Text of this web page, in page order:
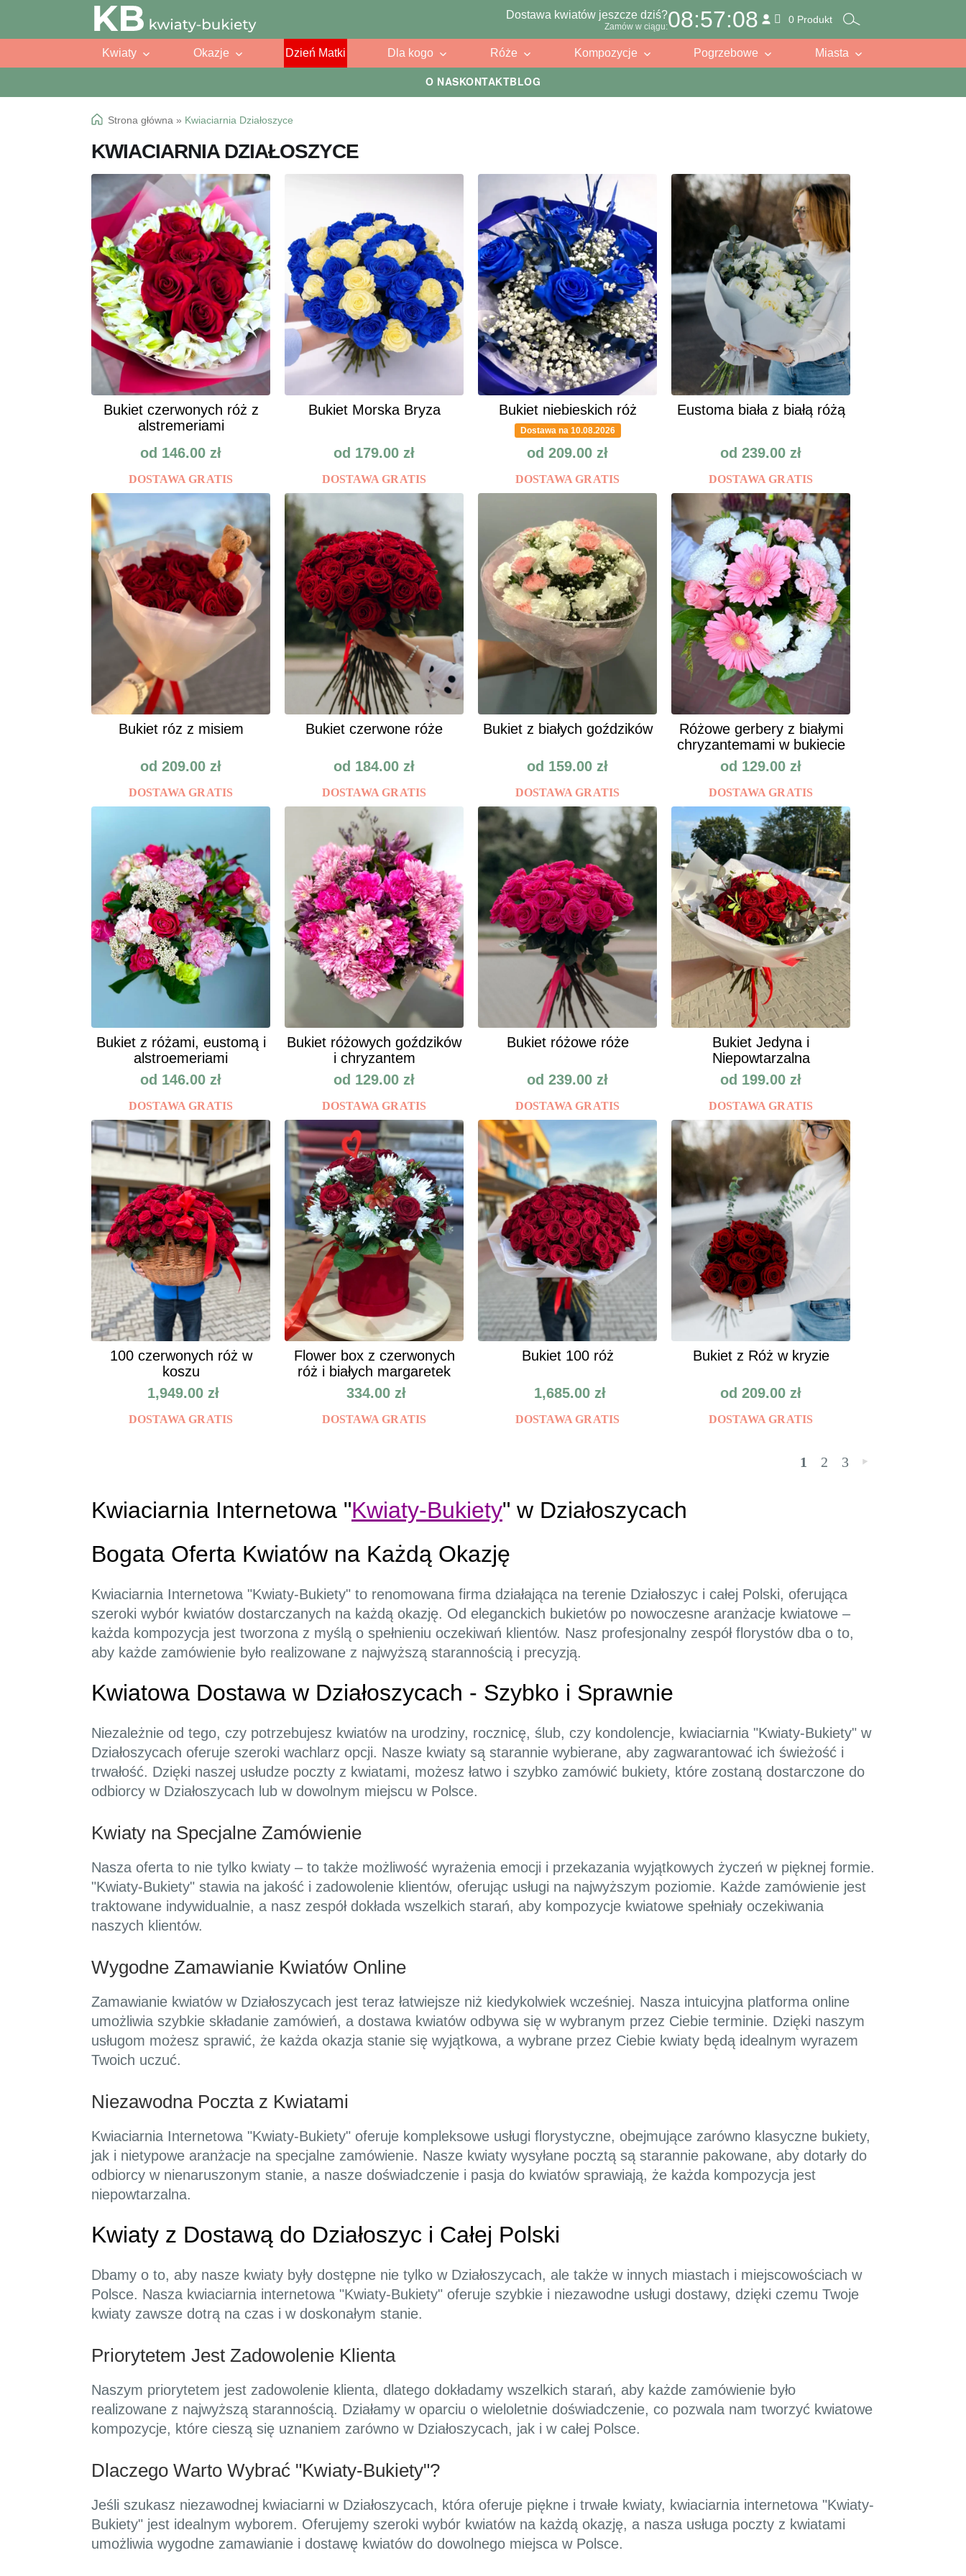
O NASKONTAKTBLOG
Przejdź
do
Przejdź
do
Dostawa kwiatów jeszcze dziś?
Zamów w ciągu:08:57:06 0 Produkt
Kwiaty Okazje Dzień Matki Dla kogo Róże Kompozycje Pogrzebowe Miasta
Strona główna » Kwiaciarnia Działoszyce
KWIACIARNIA DZIAŁOSZYCE
Bukiet czerwonych róż z
alstremeriami
od 146.00 zł
DOSTAWA GRATIS
Bukiet Morska Bryza
od 179.00 zł
DOSTAWA GRATIS
Bukiet niebieskich róż
Dostawa na 10.08.2026
od 209.00 zł
DOSTAWA GRATIS
Eustoma biała z białą różą
od 239.00 zł
DOSTAWA GRATIS
Bukiet róz z misiem
od 209.00 zł
DOSTAWA GRATIS
Bukiet czerwone róże
od 184.00 zł
DOSTAWA GRATIS
Bukiet z białych goździków
od 159.00 zł
DOSTAWA GRATIS
Różowe gerbery z białymi
chryzantemami w bukiecie
od 129.00 zł
DOSTAWA GRATIS
Bukiet z różami, eustomą i
alstroemeriami
od 146.00 zł
DOSTAWA GRATIS
Bukiet różowych goździków
i chryzantem
od 129.00 zł
DOSTAWA GRATIS
Bukiet różowe róże
od 239.00 zł
DOSTAWA GRATIS
Bukiet Jedyna i
Niepowtarzalna
od 199.00 zł
DOSTAWA GRATIS
100 czerwonych róż w
koszu
1,949.00 zł
DOSTAWA GRATIS
Flower box z czerwonych
róż i białych margaretek
334.00 zł
DOSTAWA GRATIS
Bukiet 100 róż
1,685.00 zł
DOSTAWA GRATIS
Bukiet z Róż w kryzie
od 209.00 zł
DOSTAWA GRATIS
1 2 3 »
Kwiaciarnia Internetowa "Kwiaty-Bukiety" w Działoszycach
Bogata Oferta Kwiatów na Każdą Okazję
Kwiaciarnia Internetowa "Kwiaty-Bukiety" to renomowana firma działająca na terenie Działoszyc i całej Polski, oferująca
szeroki wybór kwiatów dostarczanych na każdą okazję. Od eleganckich bukietów po nowoczesne aranżacje kwiatowe –
każda kompozycja jest tworzona z myślą o spełnieniu oczekiwań klientów. Nasz profesjonalny zespół florystów dba o to,
aby każde zamówienie było realizowane z najwyższą starannością i precyzją.
Kwiatowa Dostawa w Działoszycach - Szybko i Sprawnie
Niezależnie od tego, czy potrzebujesz kwiatów na urodziny, rocznicę, ślub, czy kondolencje, kwiaciarnia "Kwiaty-Bukiety" w
Działoszycach oferuje szeroki wachlarz opcji. Nasze kwiaty są starannie wybierane, aby zagwarantować ich świeżość i
trwałość. Dzięki naszej usłudze poczty z kwiatami, możesz łatwo i szybko zamówić bukiety, które zostaną dostarczone do
odbiorcy w Działoszycach lub w dowolnym miejscu w Polsce.
Kwiaty na Specjalne Zamówienie
Nasza oferta to nie tylko kwiaty – to także możliwość wyrażenia emocji i przekazania wyjątkowych życzeń w pięknej formie.
"Kwiaty-Bukiety" stawia na jakość i zadowolenie klientów, oferując usługi na najwyższym poziomie. Każde zamówienie jest
traktowane indywidualnie, a nasz zespół dokłada wszelkich starań, aby kompozycje kwiatowe spełniały oczekiwania
naszych klientów.
Wygodne Zamawianie Kwiatów Online
Zamawianie kwiatów w Działoszycach jest teraz łatwiejsze niż kiedykolwiek wcześniej. Nasza intuicyjna platforma online
umożliwia szybkie składanie zamówień, a dostawa kwiatów odbywa się w wybranym przez Ciebie terminie. Dzięki naszym
usługom możesz sprawić, że każda okazja stanie się wyjątkowa, a wybrane przez Ciebie kwiaty będą idealnym wyrazem
Twoich uczuć.
Niezawodna Poczta z Kwiatami
Kwiaciarnia Internetowa "Kwiaty-Bukiety" oferuje kompleksowe usługi florystyczne, obejmujące zarówno klasyczne bukiety,
jak i nietypowe aranżacje na specjalne zamówienie. Nasze kwiaty wysyłane pocztą są starannie pakowane, aby dotarły do
odbiorcy w nienaruszonym stanie, a nasze doświadczenie i pasja do kwiatów sprawiają, że każda kompozycja jest
niepowtarzalna.
Kwiaty z Dostawą do Działoszyc i Całej Polski
Dbamy o to, aby nasze kwiaty były dostępne nie tylko w Działoszycach, ale także w innych miastach i miejscowościach w
Polsce. Nasza kwiaciarnia internetowa "Kwiaty-Bukiety" oferuje szybkie i niezawodne usługi dostawy, dzięki czemu Twoje
kwiaty zawsze dotrą na czas i w doskonałym stanie.
Priorytetem Jest Zadowolenie Klienta
Naszym priorytetem jest zadowolenie klienta, dlatego dokładamy wszelkich starań, aby każde zamówienie było
realizowane z najwyższą starannością. Działamy w oparciu o wieloletnie doświadczenie, co pozwala nam tworzyć kwiatowe
kompozycje, które cieszą się uznaniem zarówno w Działoszycach, jak i w całej Polsce.
Dlaczego Warto Wybrać "Kwiaty-Bukiety"?
Jeśli szukasz niezawodnej kwiaciarni w Działoszycach, która oferuje piękne i trwałe kwiaty, kwiaciarnia internetowa "Kwiaty-
Bukiety" jest idealnym wyborem. Oferujemy szeroki wybór kwiatów na każdą okazję, a nasza usługa poczty z kwiatami
umożliwia wygodne zamawianie i dostawę kwiatów do dowolnego miejsca w Polsce.